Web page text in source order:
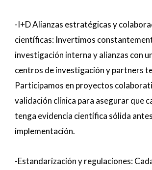
-I+D Alianzas estratégicas y
científicas: Invertimos
investigación interna y alianzas con
centros de investigación y partners
Participamos en proyectos
validación clínica para asegurar que
tenga evidencia científica sólida
implementación.
-Estandarización y regulaciones: